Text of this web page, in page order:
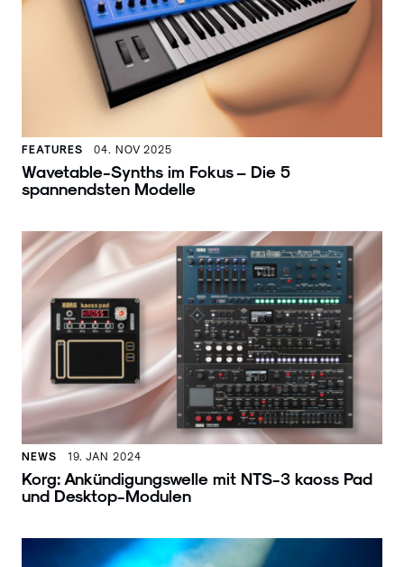
FEATURES 04. NOV 2025
Wavetable-Synths im Fokus – Die 5
spannendsten Modelle
NEWS 19. JAN 2024
Korg: Ankündigungswelle mit NTS-3 kaoss Pad
und Desktop-Modulen